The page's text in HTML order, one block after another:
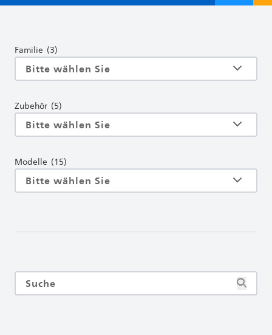
Familie (3)
Zubehör (5)
Modelle (15)